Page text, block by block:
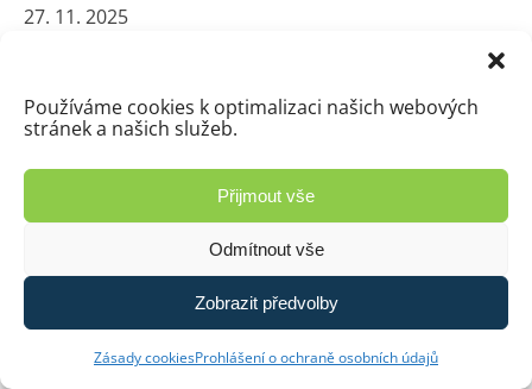
Používáme cookies k optimalizaci našich webových
stránek a našich služeb.
Přijmout vše
Odmítnout vše
Zobrazit předvolby
Zásady cookiesProhlášení o ochraně osobních údajů
27. 11. 2025
ročníku
27. 11. 2025
Lov bizona v naší indiánské skupině
27. 11. 2025
Domácí dobrovolná labor. práce -